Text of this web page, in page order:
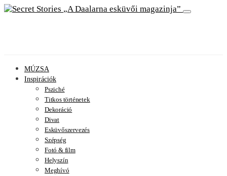
A Daalarna esküvői magazinja
MÚZSA
Inspirációk
Psziché
Titkos történetek
Dekoráció
Divat
Esküvőszervezés
Szépség
Fotó & film
Helyszín
Meghívó